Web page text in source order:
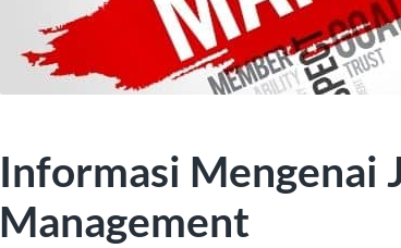
Informasi Mengenai
Management